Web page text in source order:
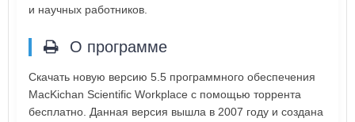
и научных работников.
О программе
Скачать новую версию 5.5 программного обеспечения
MacKichan Scientific Workplace с помощью торрента
бесплатно. Данная версия вышла в 2007 году и создана